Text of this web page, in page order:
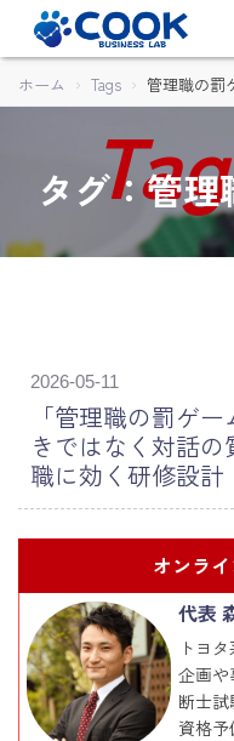
ホーム Tags 管理職の罰
タグ：管
2026-05-11
「管理職の罰ゲ
きではなく対話
職に効く研修設計
オンラ
代表
トヨ
企画や
断士
資格